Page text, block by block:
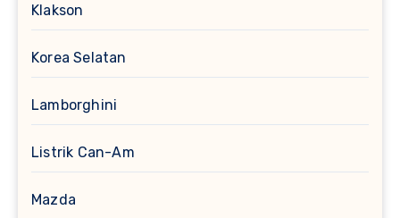
Klakson
Korea Selatan
Lamborghini
Listrik Can-Am
Mazda